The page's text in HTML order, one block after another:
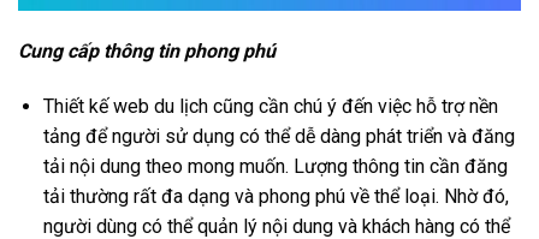
Cung cấp thông tin phong phú
Thiết kế web du lịch cũng cần chú ý đến việc hỗ trợ nền
tảng để người sử dụng có thể dễ dàng phát triển và đăng
tải nội dung theo mong muốn. Lượng thông tin cần đăng
tải thường rất đa dạng và phong phú về thể loại. Nhờ đó,
người dùng có thể quản lý nội dung và khách hàng có thể